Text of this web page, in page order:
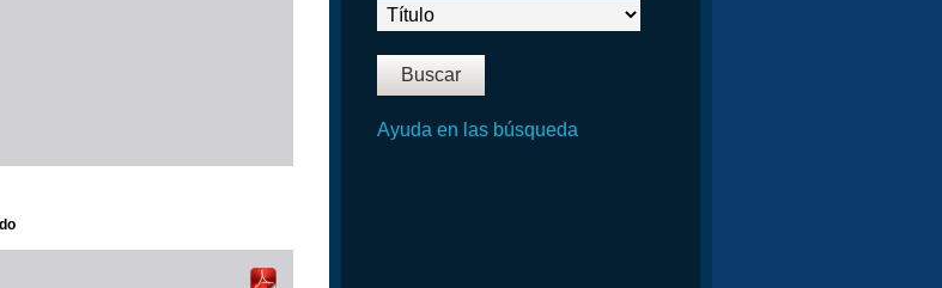
Ayuda en las búsqueda